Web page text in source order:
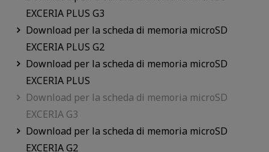
EXCERIA PLUS G3
Download per la scheda di memoria microSD
EXCERIA PLUS G2
Download per la scheda di memoria microSD
EXCERIA PLUS
Download per la scheda di memoria microSD
EXCERIA G3
Download per la scheda di memoria microSD
EXCERIA G2